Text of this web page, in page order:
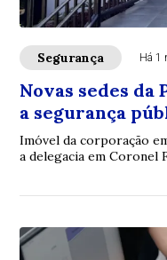
Segurança Há 1
Novas sedes
a segurança
Imóvel da corporação
a delegacia em Coronel